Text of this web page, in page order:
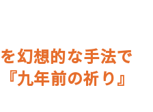
幻想的な手法で
九年前の祈り』